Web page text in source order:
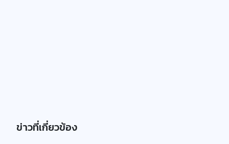
ข่าวที่เกี่ยวข้อง